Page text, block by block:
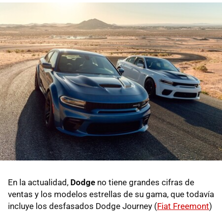
En la actualidad, Dodge no tiene grandes cifras de
ventas y los modelos estrellas de su gama, que todavía
incluye los desfasados Dodge Journey (Fiat Freemont)